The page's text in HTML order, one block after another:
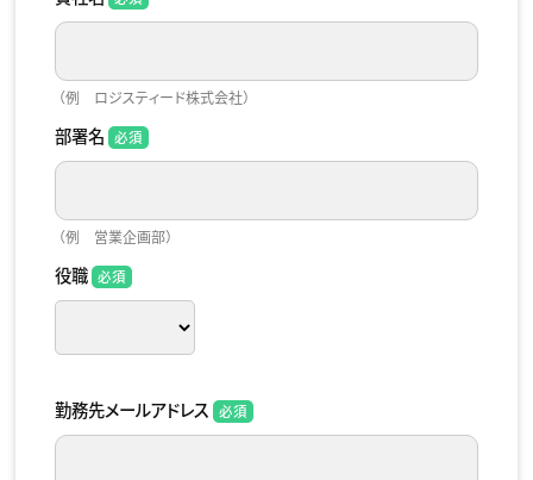
（例 ロジスティード株式会社）
部署名
（例 営業企画部）
役職
勤務先メールアドレス